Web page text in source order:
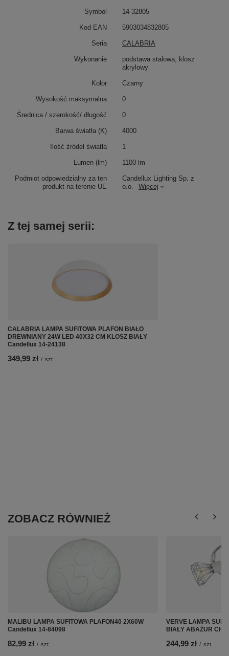
Podmiot odpowiedzialny za ten
produkt na terenie UE
Candellux Lighting Sp. z
o.o.
Więcej
Symbol 14-32805
Kod EAN 5903034832805
Seria CALABRIA
Wykonanie
podstawa stalowa, klosz
akrylowy
Kolor Czarny
Wysokość maksymalna 0
Średnica / szerokość/ długość 0
Barwa światła (K) 4000
Ilość źródeł światła 1
Lumen (lm) 1100 lm
Z tej samej serii:
CALABRIA LAMPA SUFITOWA PLAFON BIAŁO
DREWNIANY 24W LED 40X32 CM KLOSZ BIAŁY
Candellux 14-24138
349,99 zł / szt.
ZOBACZ RÓWNIEŻ
MALIBU LAMPA SUFITOWA PLAFON40 2X60W
Candellux 14-84098
82,99 zł / szt.
VERVE LAMPA
BIAŁY ABAŻUR
244,99 zł / szt.